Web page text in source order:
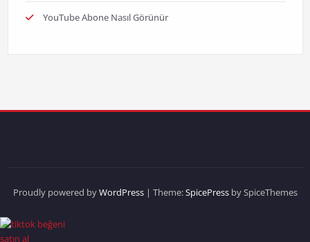
YouTube Abone Nasıl Görünür
Proudly powered byWordPress| Theme:SpicePressby SpiceThemes